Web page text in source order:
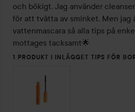
och bökigt. Jag använder
för att tvätta av sminket. Men jag
vattenmascara så alla tips på
mottages tacksamt🌟
1 PRODUKT I INLÄGGET TIPS FÖR